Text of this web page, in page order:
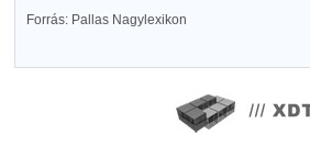
Forrás: Pallas Nagylexikon